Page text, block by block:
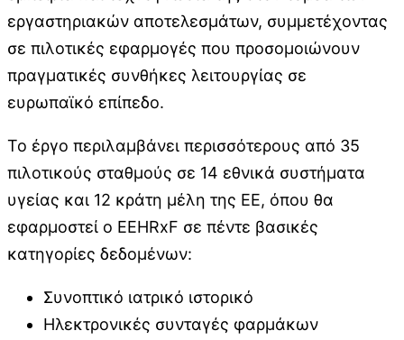
εργαστηριακών αποτελεσμάτων, συμμετέχοντας
σε πιλοτικές εφαρμογές που προσομοιώνουν
πραγματικές συνθήκες λειτουργίας σε
ευρωπαϊκό επίπεδο.
Το έργο περιλαμβάνει περισσότερους από 35
πιλοτικούς σταθμούς σε 14 εθνικά συστήματα
υγείας και 12 κράτη μέλη της ΕΕ, όπου θα
εφαρμοστεί ο EEHRxF σε πέντε βασικές
κατηγορίες δεδομένων:
Συνοπτικό ιατρικό ιστορικό
Ηλεκτρονικές συνταγές φαρμάκων